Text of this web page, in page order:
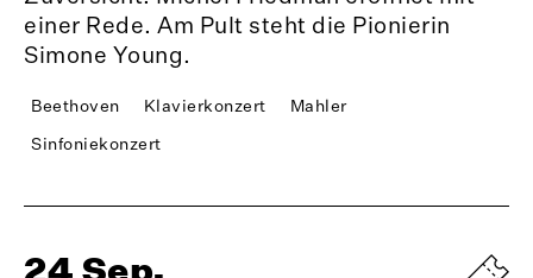
einer Rede. Am Pult steht die Pionierin
Simone Young.
Beethoven Klavierkonzert
Mahler
Sinfoniekonzert